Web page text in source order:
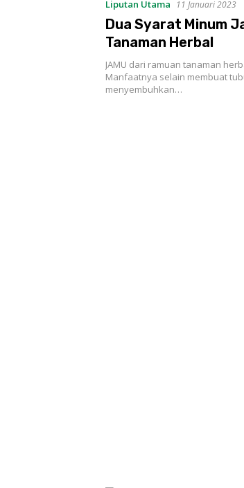
Liputan Utama 11 Januari 2023
Dua Syarat Minum
Tanaman Herbal
JAMU dari ramuan tanaman
Manfaatnya selain membuat
menyembuhkan…